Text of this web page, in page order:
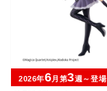
2026年6月第3週～登場